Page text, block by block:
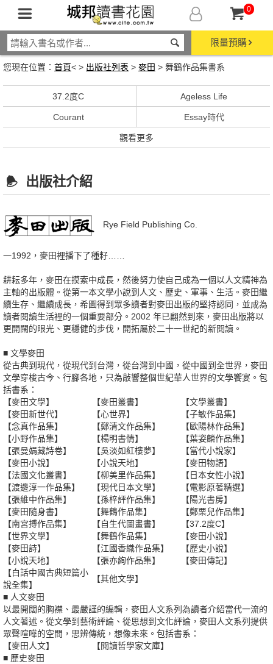
0
限量預購
您現在位置： 首頁< > 出版社列表 > 麥田 > 舞鶴作品集書系
37.2度C Ageless Life
Courant Essay時代
觀看更多
出版社介紹
Rye Field Publishing Co.
一1992，麥田裡播下了種籽……
耕耘多年，麥田在摸索中成長，然後努力使自己成為一個以人文精神為
主軸的出版體。從第一本文學小說到人文、歷史、軍事、生活。麥田繼
續生存、繼續成長，希圖得到眾多讀者對麥田出版的堅持認同，並成為
讀者閱讀生活裡的一個重要部分。2002 年已翩然到來，麥田出版將以
更開闊的眼光、更穩健的步伐，開拓屬於二十一世紀的新閱讀。
■ 文學麥田
從古典到現代，從現代到台灣，從台灣到中國，從中國到全世界，麥田
文學穿梭古今、行腳各地，只為敲響整個世紀華人世界的文學饗宴。包
括書系：
【麥田文學】
【麥田叢書】
【文學叢書】
【麥田新世代】
【心世界】
【子敏作品集】
【念真作品集】
【鄭清文作品集】
【歐陽林作品集】
【小野作品集】
【楊明書情】
【葉姿麟作品集】
【張曼娟藏詩卷】
【吳淡如紅樓夢】
【當代小說家】
【麥田小說】
【小說天地】
【麥田物語】
【法國文化叢書】
【柳美里作品集】
【日本女性小說】
【渡邊淳一作品集】
【現代日本文學】
【電影原著精選】
【張維中作品集】
【孫梓評作品集】
【陽光書房】
【麥田隨身書】
【舞鶴作品集】
【鄭栗兒作品集】
【南宮搏作品集】
【自生代圖畫書】
【37.2度C】
【世界文學】
【舞鶴作品集】
【麥田小說】
【麥田詩】
【江國香織作品集】
【歷史小說】
【小說天地】
【張亦絢作品集】
【麥田傳記】
【白話中國古典短篇小
說全集】
【其他文學】
■ 人文麥田
以最開闊的胸襟、最嚴謹的編輯，麥田人文系列為讀者介紹當代一流的
人文著述。從文學到藝術評論、從思想到文化評論，麥田人文系列提供
眾聲喧嘩的空間，思辨傳統，想像未來。包括書系：
【麥田人文】
【閱讀哲學家文庫】
■ 歷史麥田